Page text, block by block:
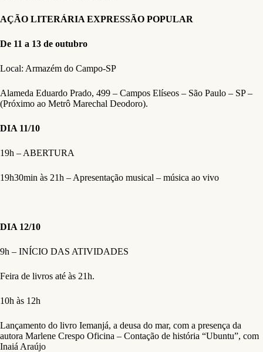
AÇÃO LITERÁRIA EXPRESSÃO POPULAR
De 11 a 13 de outubro
Local: Armazém do Campo-SP
Alameda Eduardo Prado, 499 – Campos Elíseos – São Paulo – SP –
(Próximo ao Metrô Marechal Deodoro).
DIA 11/10
19h – ABERTURA
19h30min às 21h – Apresentação musical – música ao vivo
DIA 12/10
9h – INÍCIO DAS ATIVIDADES
Feira de livros até às 21h.
10h às 12h
Lançamento do livro Iemanjá, a deusa do mar, com a presença da
autora Marlene Crespo Oficina – Contação de história “Ubuntu”, com
Inaiá Araújo